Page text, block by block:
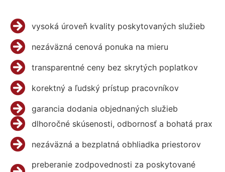
vysoká úroveň kvality poskytovaných služieb
nezáväzná cenová ponuka na mieru
transparentné ceny bez skrytých poplatkov
korektný a ľudský prístup pracovníkov
garancia dodania objednaných služieb
dlhoročné skúsenosti, odbornosť a bohatá prax
nezáväzná a bezplatná obhliadka priestorov
preberanie zodpovednosti za poskytované